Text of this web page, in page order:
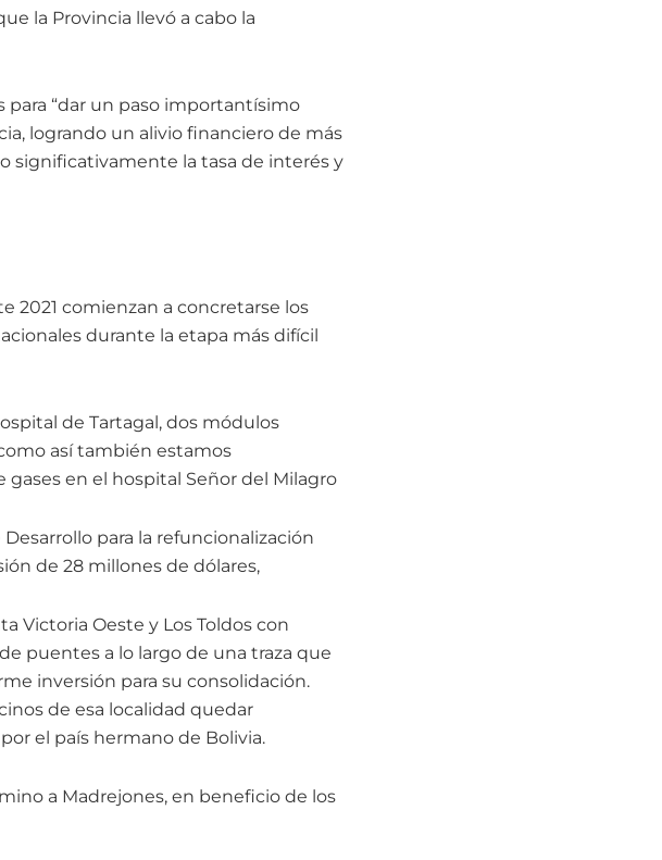
la Provincia llevó a cabo la
para “dar un paso importantísimo
logrando un alivio financiero de más
significativamente la tasa de interés y
2021 comienzan a concretarse los
durante la etapa más difícil
de Tartagal, dos módulos
así también estamos
en el hospital Señor del Milagro
para la refuncionalización
de 28 millones de dólares,
Victoria Oeste y Los Toldos con
puentes a lo largo de una traza que
inversión para su consolidación.
de esa localidad quedar
el país hermano de Bolivia.
a Madrejones, en beneficio de los